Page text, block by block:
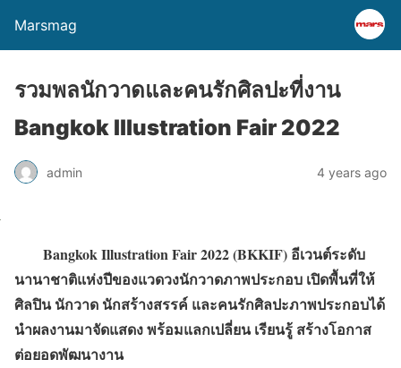
Marsmag
รวมพลนักวาดและคนรักศิลปะที่งาน
Bangkok Illustration Fair 2022
admin 4 years ago
Bangkok Illustration Fair 2022 (BKKIF) อีเวนต์ระดับ
นานาชาติแห่งปีของแวดวงนักวาดภาพประกอบ เปิดพื้นที่ให้
ศิลปิน นักวาด นักสร้างสรรค์ และคนรักศิลปะภาพประกอบได้
นำผลงานมาจัดแสดง พร้อมแลกเปลี่ยน เรียนรู้ สร้างโอกาส
ต่อยอดพัฒนางาน